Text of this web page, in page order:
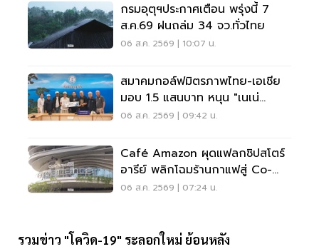
กรมอุตุฯประกาศเตือน พรุ่งนี้ 7
ส.ค.69 ฝนถล่ม 34 จว.ทั่วไทย
06 ส.ค. 2569 | 10:07 น.
สมาคมกอล์ฟมิตรภาพไทย-เอเชีย
มอบ 1.5 แสนบาท หนุน "เนเน่
รอยัล" ลุยเวทีที่สหรัฐ
06 ส.ค. 2569 | 09:42 น.
Café Amazon ผุดแฟลกชิปสโตร์
อารีย์ พลิกโฉมร้านกาแฟสู่ Co-
Working Space ครบวงจร
06 ส.ค. 2569 | 07:24 น.
รวมข่าว "โควิด-19" ระลอกใหม่ ย้อนหลัง